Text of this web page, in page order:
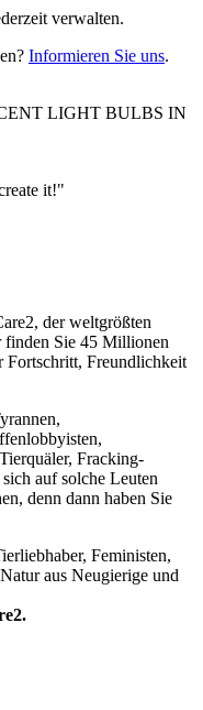
verwalten.
Informieren Sie uns.
LIGHT BULBS IN
it!"
der weltgrößten
finden Sie 45 Millionen
Fortschritt, Freundlichkeit
Fracking-
auf solche Leuten
denn dann haben Sie
Feministen,
aus Neugierige und